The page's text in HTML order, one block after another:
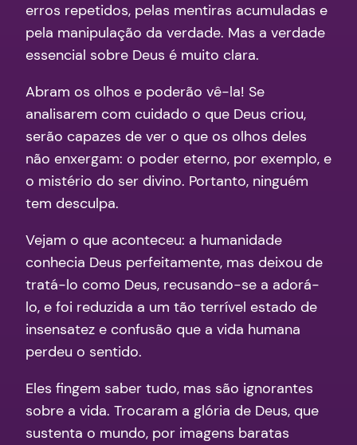
erros repetidos, pelas mentiras acumuladas e
pela manipulação da verdade. Mas a verdade
essencial sobre Deus é muito clara.
Abram os olhos e poderão vê-la! Se
analisarem com cuidado o que Deus criou,
serão capazes de ver o que os olhos deles
não enxergam: o poder eterno, por exemplo, e
o mistério do ser divino. Portanto, ninguém
tem desculpa.
Vejam o que aconteceu: a humanidade
conhecia Deus perfeitamente, mas deixou de
tratá-lo como Deus, recusando-se a adorá-
lo, e foi reduzida a um tão terrível estado de
insensatez e confusão que a vida humana
perdeu o sentido.
Eles fingem saber tudo, mas são ignorantes
sobre a vida. Trocaram a glória de Deus, que
sustenta o mundo, por imagens baratas